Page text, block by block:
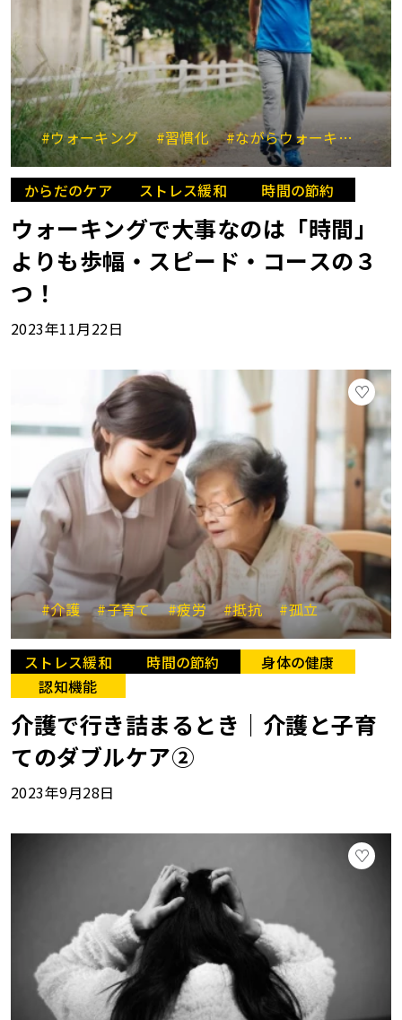
#ウォーキング #習慣化 #ながらウォーキング #
からだのケア ストレス緩和 時間の節約
ウォーキングで大事なのは「時間」
よりも歩幅・スピード・コースの３
つ！
2023年11月22日
#介護 #子育て #疲労 #抵抗 #孤立
ストレス緩和 時間の節約
身体の健康
認知機能
介護で行き詰まるとき｜介護と子育
てのダブルケア②
2023年9月28日